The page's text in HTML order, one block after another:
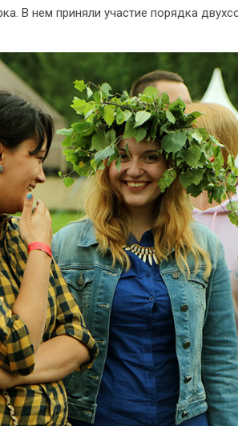
В нем приняли участие порядка